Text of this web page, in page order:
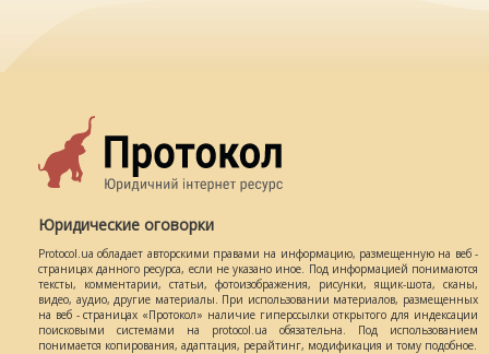
Юридические оговорки
Protocol.ua обладает авторскими правами на информацию, размещенную на веб -
страницах данного ресурса, если не указано иное. Под информацией понимаются
тексты, комментарии, статьи, фотоизображения, рисунки, ящик-шота, сканы,
видео, аудио, другие материалы. При использовании материалов, размещенных
на веб - страницах «Протокол» наличие гиперссылки открытого для индексации
поисковыми системами на protocol.ua обязательна. Под использованием
понимается копирования, адаптация, рерайтинг, модификация и тому подобное.